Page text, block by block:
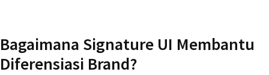
Bagaimana Signature UI Membantu
Diferensiasi Brand?